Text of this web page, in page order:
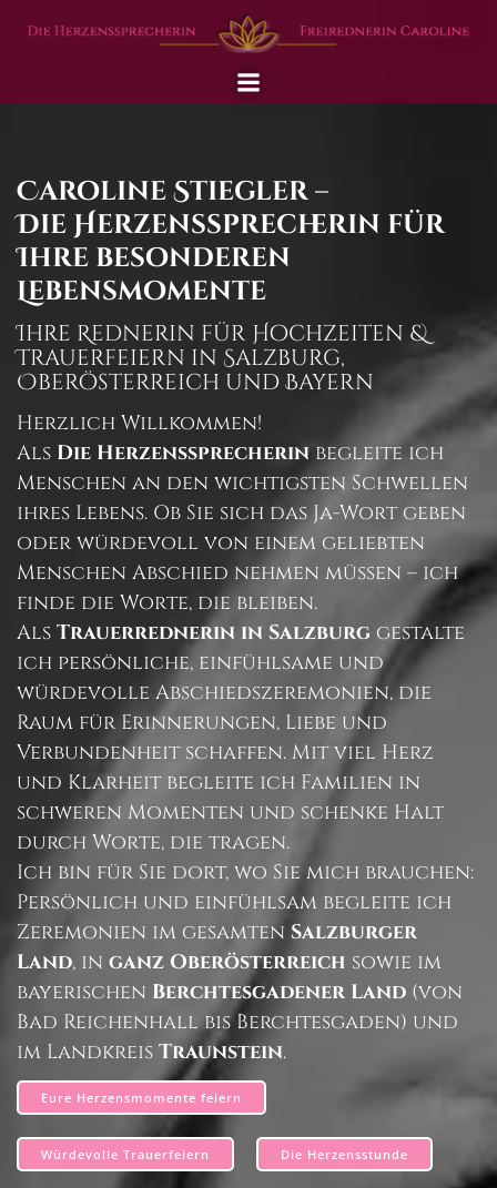
Zum
Inhalt
springen
Caroline Stiegler –
Die Herzenssprecherin für
Ihre besonderen
Lebensmomente
Ihre Rednerin für Hochzeiten &
Trauerfeiern in Salzburg,
Oberösterreich und Bayern
Herzlich Willkommen!
Als Die Herzenssprecherin begleite ich
Menschen an den wichtigsten Schwellen
ihres Lebens. Ob Sie sich das Ja-Wort geben
oder würdevoll von einem geliebten
Menschen Abschied nehmen müssen – ich
finde die Worte, die bleiben.
Als Trauerrednerin in Salzburg gestalte
ich persönliche, einfühlsame und
würdevolle Abschiedszeremonien, die
Raum für Erinnerungen, Liebe und
Verbundenheit schaffen. Mit viel Herz
und Klarheit begleite ich Familien in
schweren Momenten und schenke Halt
durch Worte, die tragen.
Ich bin für Sie dort, wo Sie mich brauchen:
Persönlich und einfühlsam begleite ich
Zeremonien im gesamten Salzburger
Land, in ganz Oberösterreich sowie im
bayerischen Berchtesgadener Land (von
Bad Reichenhall bis Berchtesgaden) und
im Landkreis Traunstein.
Eure Herzensmomente feiern
Würdevolle Trauerfeiern Die Herzensstunde